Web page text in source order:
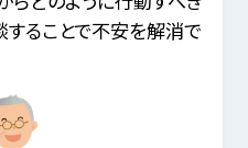
ることで不安を解消で